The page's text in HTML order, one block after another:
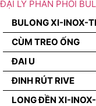
ĐẠI LÝ PHÂN PHỐI
BULONG XI-INOX-
CÙM TREO ỐNG
ĐAI U
ĐINH RÚT RIVE
LONG ĐỀN XI-